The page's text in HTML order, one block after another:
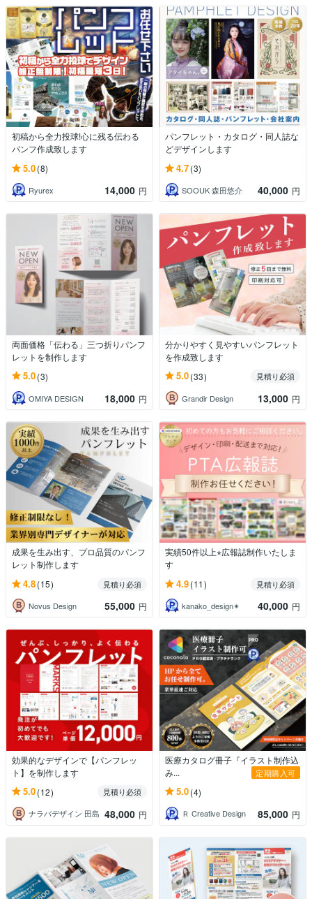
初稿から全力投球!心に残る伝わる
パンフ作成致します
5.0(8)
Ryurex 14,000 円
パンフレット・カタログ・同人誌な
どデザインします
4.7(3)
SOOUK 森田悠介 40,000 円
両面価格「伝わる」三つ折りパンフ
レットを制作します
5.0(3)
OMIYA DESIGN 18,000 円
分かりやすく見やすいパンフレット
を作成致します
5.0(33)
見積り必須
Grandir Design
13,000 円
成果を生み出す、プロ品質のパンフ
レット制作します
4.8(15)
見積り必須
Novus Design
55,000 円
実績50件以上⭐︎広報誌制作いたしま
す
4.9(11)
見積り必須
kanako_design✴︎
40,000 円
効果的なデザインで【パンフレッ
ト】を制作します
5.0(12)
見積り必須
ナラバデザイン 田島 48,000 円
医療カタログ冊子『イラスト制作込
み...
定期購入可
5.0(4)
Ｒ Creative Design 85,000 円